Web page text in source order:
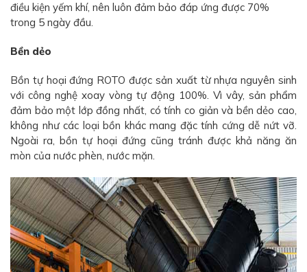
điều kiện yếm khí, nên luôn đảm bảo đáp ứng được 70%
trong 5 ngày đầu.
Bền dẻo
Bồn tự hoại đứng ROTO được sản xuất từ nhựa nguyên sinh
với công nghệ xoay vòng tự động 100%. Vì vây, sản phẩm
đảm bảo một lớp đồng nhất, có tính co giản và bền dẻo cao,
không như các loại bồn khác mang đặc tính cứng dễ nứt vỡ.
Ngoài ra, bồn tự hoại đứng cũng tránh được khả năng ăn
mòn của nước phèn, nước mặn.